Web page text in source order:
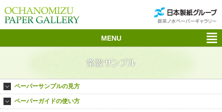
MENU
ペーパーサンプルの見方
ペーパーガイドの使い方